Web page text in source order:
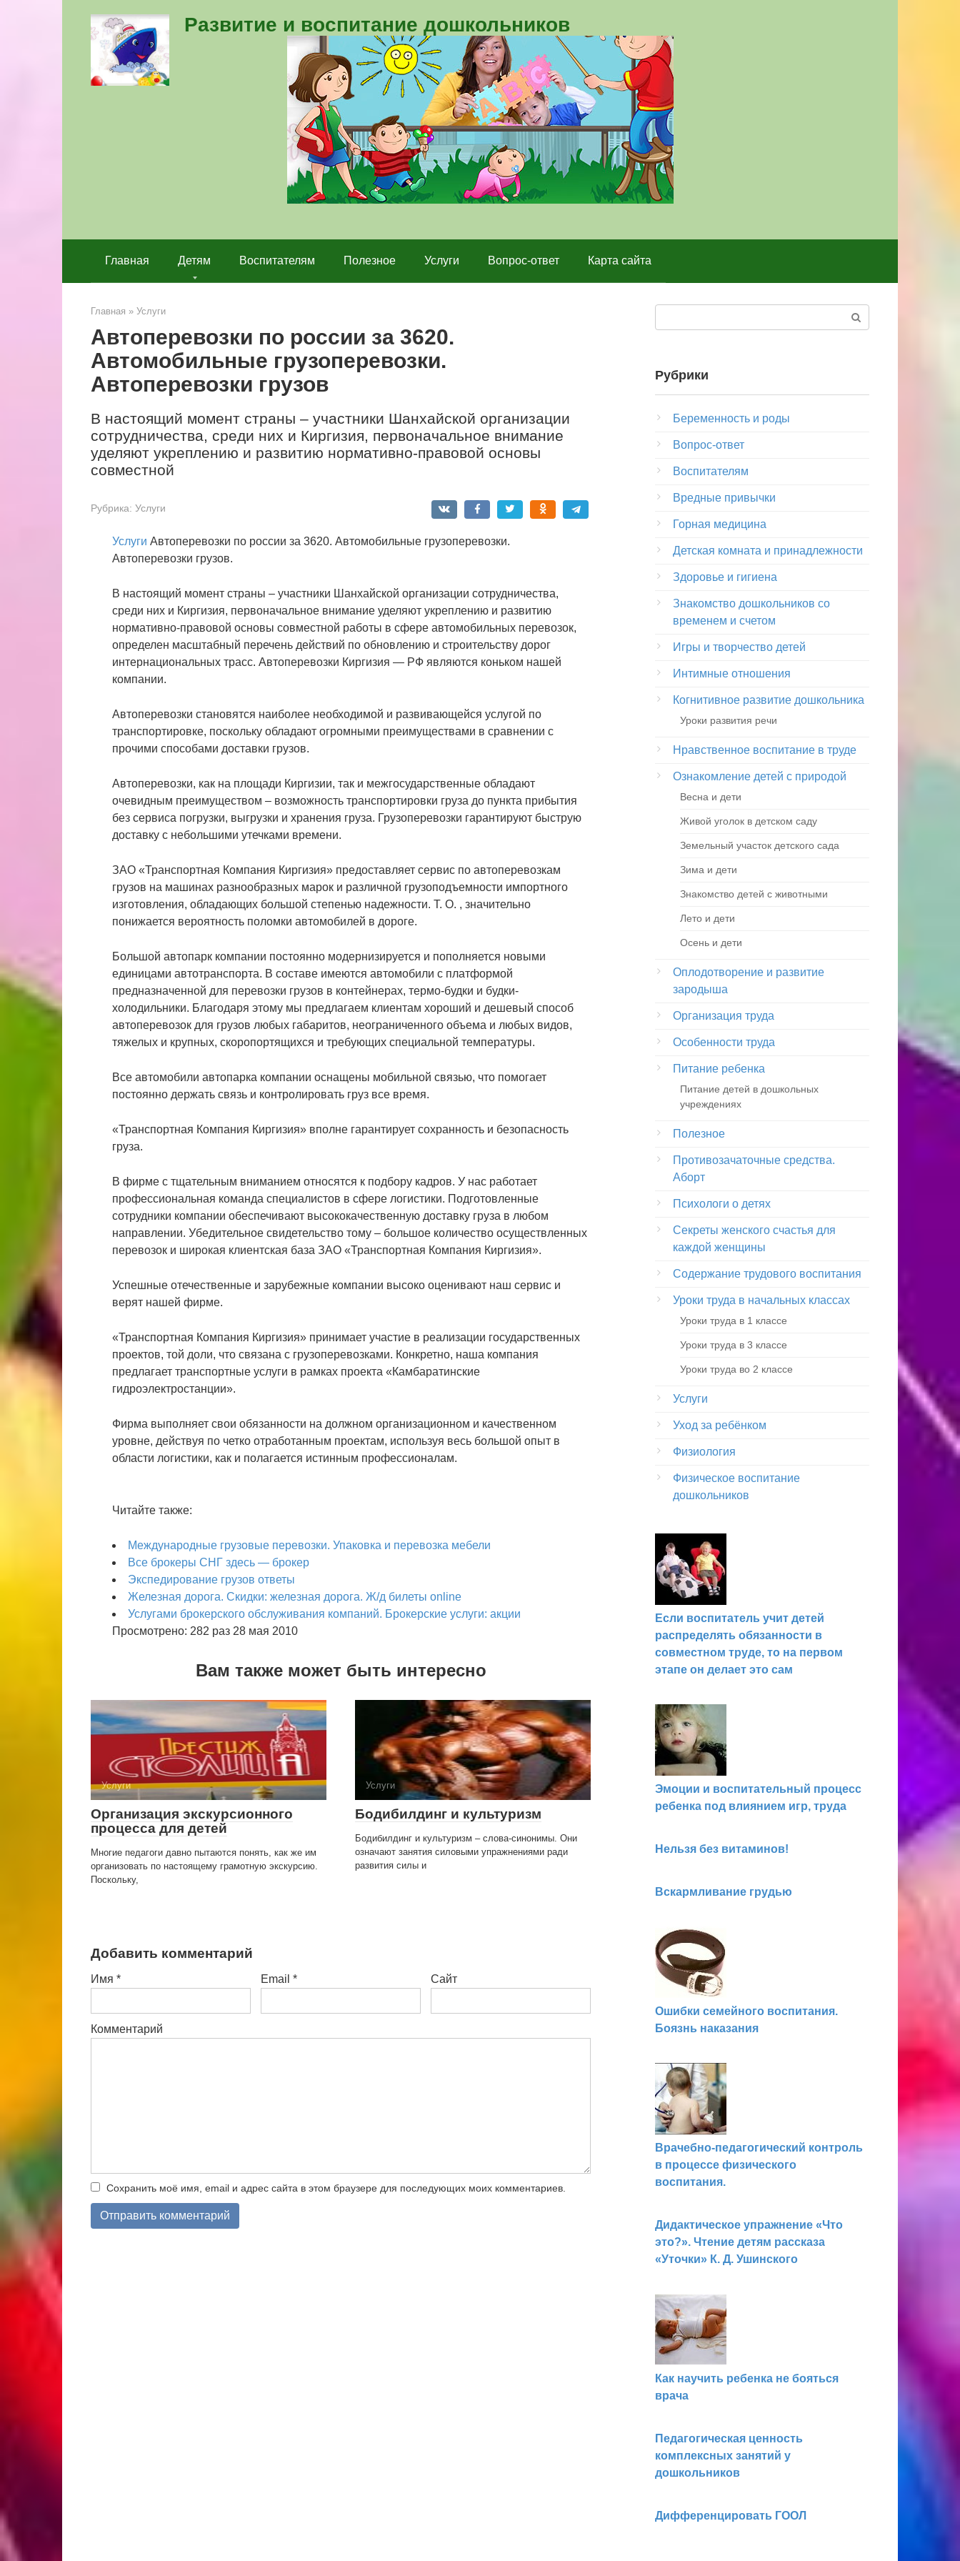
Развитие и воспитание дошкольников
Главная Детям Воспитателям Полезное Услуги Вопрос-ответ Карта сайта
Главная » Услуги
Автоперевозки по россии за 3620.
Автомобильные грузоперевозки.
Автоперевозки грузов
В настоящий момент страны – участники Шанхайской организации
сотрудничества, среди них и Киргизия, первоначальное внимание
уделяют укреплению и развитию нормативно-правовой основы
совместной
Рубрика: Услуги
Услуги Автоперевозки по россии за 3620. Автомобильные грузоперевозки.
Автоперевозки грузов.
В настоящий момент страны – участники Шанхайской организации сотрудничества,
среди них и Киргизия, первоначальное внимание уделяют укреплению и развитию
нормативно-правовой основы совместной работы в сфере автомобильных перевозок,
определен масштабный перечень действий по обновлению и строительству дорог
интернациональных трасс. Автоперевозки Киргизия — РФ являются коньком нашей
компании.
Автоперевозки становятся наиболее необходимой и развивающейся услугой по
транспортировке, поскольку обладают огромными преимуществами в сравнении с
прочими способами доставки грузов.
Автоперевозки, как на площади Киргизии, так и межгосударственные обладают
очевидным преимуществом – возможность транспортировки груза до пункта прибытия
без сервиса погрузки, выгрузки и хранения груза. Грузоперевозки гарантируют быструю
доставку с небольшими утечками времени.
ЗАО «Транспортная Компания Киргизия» предоставляет сервис по автоперевозкам
грузов на машинах разнообразных марок и различной грузоподъемности импортного
изготовления, обладающих большой степенью надежности. Т. О. , значительно
понижается вероятность поломки автомобилей в дороге.
Большой автопарк компании постоянно модернизируется и пополняется новыми
единицами автотранспорта. В составе имеются автомобили с платформой
предназначенной для перевозки грузов в контейнерах, термо-будки и будки-
холодильники. Благодаря этому мы предлагаем клиентам хороший и дешевый способ
автоперевозок для грузов любых габаритов, неограниченного объема и любых видов,
тяжелых и крупных, скоропортящихся и требующих специальной температуры.
Все автомобили автопарка компании оснащены мобильной связью, что помогает
постоянно держать связь и контролировать груз все время.
«Транспортная Компания Киргизия» вполне гарантирует сохранность и безопасность
груза.
В фирме с тщательным вниманием относятся к подбору кадров. У нас работает
профессиональная команда специалистов в сфере логистики. Подготовленные
сотрудники компании обеспечивают высококачественную доставку груза в любом
направлении. Убедительное свидетельство тому – большое количество осуществленных
перевозок и широкая клиентская база ЗАО «Транспортная Компания Киргизия».
Успешные отечественные и зарубежные компании высоко оценивают наш сервис и
верят нашей фирме.
«Транспортная Компания Киргизия» принимает участие в реализации государственных
проектов, той доли, что связана с грузоперевозками. Конкретно, наша компания
предлагает транспортные услуги в рамках проекта «Камбаратинские
гидроэлектростанции».
Фирма выполняет свои обязанности на должном организационном и качественном
уровне, действуя по четко отработанным проектам, используя весь большой опыт в
области логистики, как и полагается истинным профессионалам.
Читайте также:
Международные грузовые перевозки. Упаковка и перевозка мебели
Все брокеры СНГ здесь — брокер
Экспедирование грузов ответы
Железная дорога. Скидки: железная дорога. Ж/д билеты online
Услугами брокерского обслуживания компаний. Брокерские услуги: акции
Просмотрено: 282 раз 28 мая 2010
Вам также может быть интересно
Услуги
Организация экскурсионного
процесса для детей
Многие педагоги давно пытаются понять, как же им
организовать по настоящему грамотную экскурсию.
Поскольку,
Услуги
Бодибилдинг и культуризм
Бодибилдинг и культуризм – слова-синонимы. Они
означают занятия силовыми упражнениями ради
развития силы и
Добавить комментарий
Имя * Email * Сайт
Комментарий
Сохранить моё имя, email и адрес сайта в этом браузере для последующих моих комментариев.
Рубрики
Беременность и роды
Вопрос-ответ
Воспитателям
Вредные привычки
Горная медицина
Детская комната и принадлежности
Здоровье и гигиена
Знакомство дошкольников со
временем и счетом
Игры и творчество детей
Интимные отношения
Когнитивное развитие дошкольника
Уроки развития речи
Нравственное воспитание в труде
Ознакомление детей с природой
Весна и дети
Живой уголок в детском саду
Земельный участок детского сада
Зима и дети
Знакомство детей с животными
Лето и дети
Осень и дети
Оплодотворение и развитие
зародыша
Организация труда
Особенности труда
Питание ребенка
Питание детей в дошкольных
учреждениях
Полезное
Противозачаточные средства.
Аборт
Психологи о детях
Секреты женского счастья для
каждой женщины
Содержание трудового воспитания
Уроки труда в начальных классах
Уроки труда в 1 классе
Уроки труда в 3 классе
Уроки труда во 2 классе
Услуги
Уход за ребёнком
Физиология
Физическое воспитание
дошкольников
Если воспитатель учит детей
распределять обязанности в
совместном труде, то на первом
этапе он делает это сам
Эмоции и воспитательный процесс
ребенка под влиянием игр, труда
Нельзя без витаминов!
Вскармливание грудью
Ошибки семейного воспитания.
Боязнь наказания
Врачебно-педагогический контроль
в процессе физического
воспитания.
Дидактическое упражнение «Что
это?». Чтение детям рас­сказа
«Уточки» К. Д. Ушинского
Как научить ребенка не бояться
врача
Педагогическая ценность
комплексных занятий у
дошкольников
Дифференцировать ГООЛ